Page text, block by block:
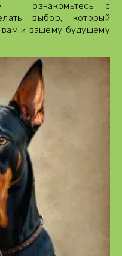
— ознакомьтесь с
выбор, который
вам и вашему будущему